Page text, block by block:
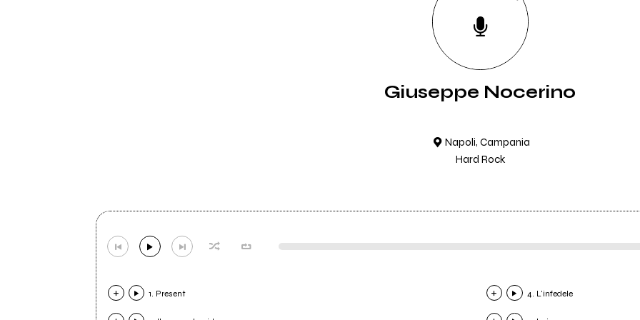
Giuseppe Nocerino
Napoli, Campania
Hard Rock
1. Present 4. L'infedele